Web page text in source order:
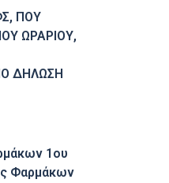
ΠΟΥ
ΩΡΑΡΙΟΥ,
ΔΗΛΩΣΗ
1ου
Φαρμάκων